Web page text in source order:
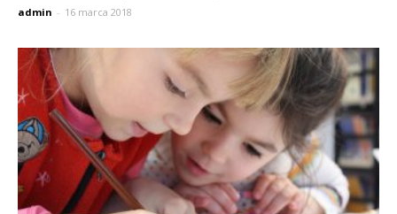
admin - 16 marca 2018